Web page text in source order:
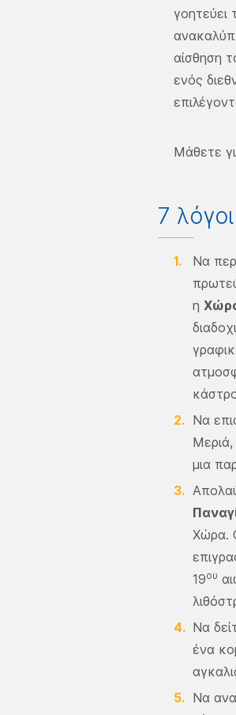
αίσθηση
ενός
Μάθετε
7
Να
η
Να
μια
Χώρα.
19ου
Να
ένα
Να